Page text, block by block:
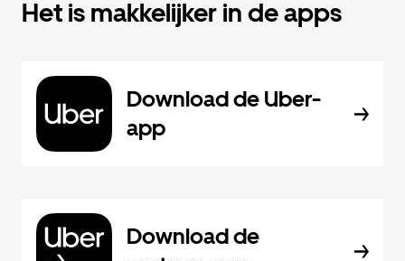
Het is makkelijker in de apps
Download de Uber-
app
Download de